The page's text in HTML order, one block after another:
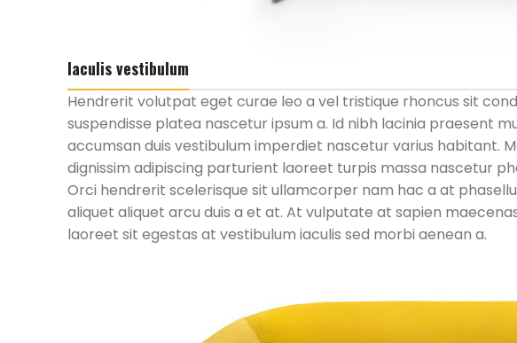
Iaculis vestibulum
Hendrerit volutpat eget curae leo a vel tristique rhoncus sit
suspendisse platea nascetur ipsum a. Id nibh lacinia praesent
accumsan duis vestibulum imperdiet nascetur varius habitant.
dignissim adipiscing parturient laoreet turpis massa nascetur
Orci hendrerit scelerisque sit ullamcorper nam hac a at
aliquet aliquet arcu duis a et at. At vulputate at sapien
laoreet sit egestas at vestibulum iaculis sed morbi aenean a.